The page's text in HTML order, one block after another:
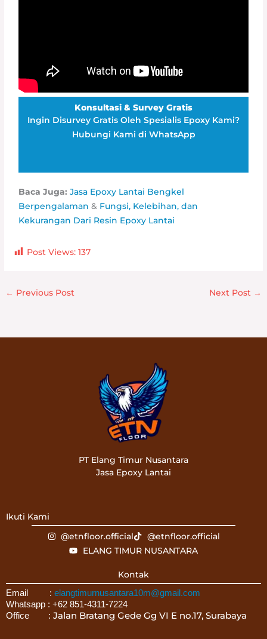
Konsultasi & Survey Gratis
Ingin Disurvey Gratis Oleh Spesialis Epoxy Kami?
Hubungi Kami di WhatsApp
Baca Juga:Jasa Epoxy Lantai Bengkel
Berpengalaman & Fungsi, Kelebihan, dan
Kekurangan Dari Resin Epoxy Lantai
Post Views: 137
← Previous Post Next Post →
PT Elang Timur Nusantara
Jasa Epoxy Lantai
Ikuti Kami
@etnfloor.official
@etnfloor.official
ELANG TIMUR NUSANTARA
Kontak
Email : elangtimurnusantara10m@gmail.com
Whatsapp : +62 851-4311-7224
Office : Jalan Bratang Gede Gg VI E no.17, Surabaya